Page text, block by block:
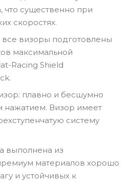
что существенно при
скоростях.
все визоры подготовлены
максимальной
Racing Shield
плавно и бесшумно
нажатием. Визор имеет
систему
выполнена из
материалов хорошо
и устойчивых к